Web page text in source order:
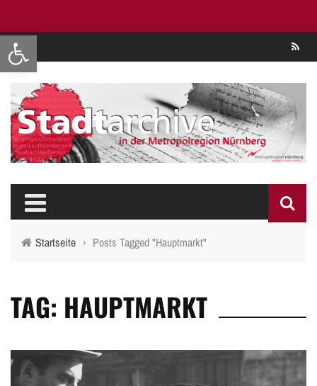
Werkzeugleiste öffnen
Startseite › Posts Tagged "Hauptmarkt"
TAG: HAUPTMARKT